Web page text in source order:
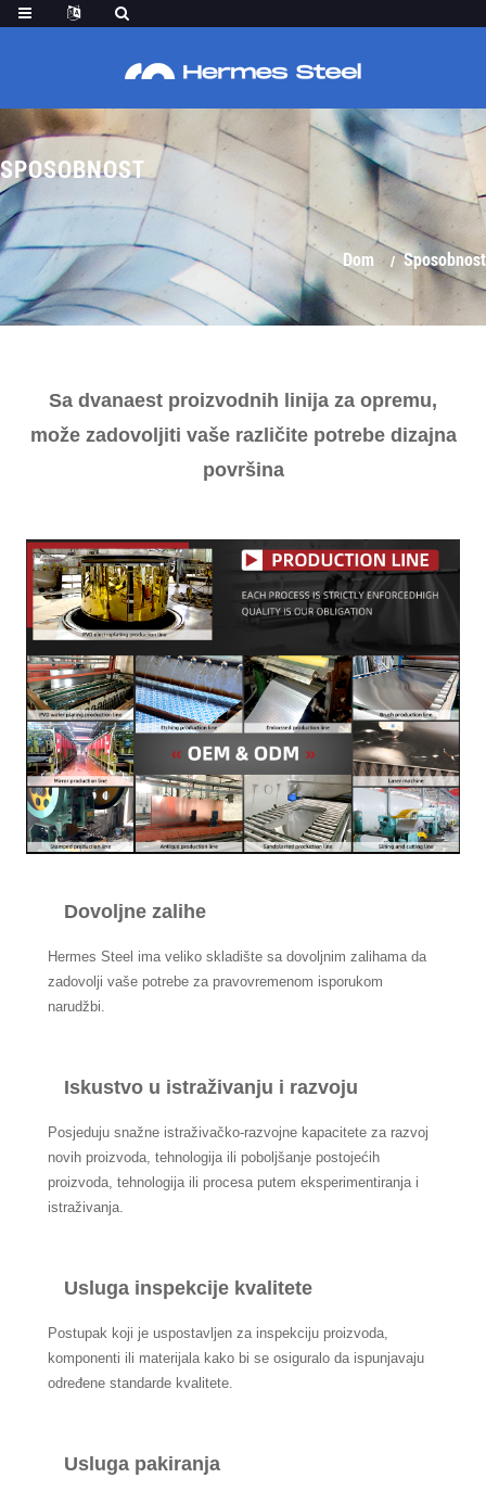
SPOSOBNOST
Dom Sposobnost
Sa dvanaest proizvodnih linija za opremu,
može zadovoljiti vaše različite potrebe dizajna
površina
Dovoljne zalihe
Hermes Steel ima veliko skladište sa dovoljnim zalihama da
zadovolji vaše potrebe za pravovremenom isporukom
narudžbi.
Iskustvo u istraživanju i razvoju
Posjeduju snažne istraživačko-razvojne kapacitete za razvoj
novih proizvoda, tehnologija ili poboljšanje postojećih
proizvoda, tehnologija ili procesa putem eksperimentiranja i
istraživanja.
Usluga inspekcije kvalitete
Postupak koji je uspostavljen za inspekciju proizvoda,
komponenti ili materijala kako bi se osiguralo da ispunjavaju
određene standarde kvalitete.
Usluga pakiranja